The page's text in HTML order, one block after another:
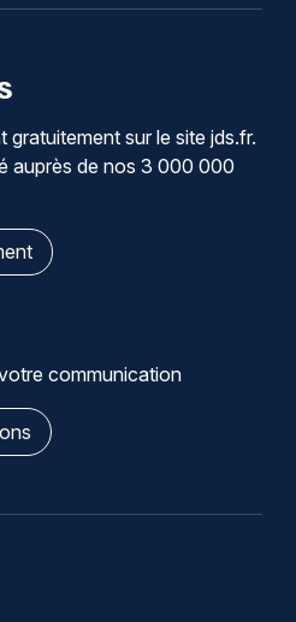
sur le site jds.fr.
auprès de nos 3 000 000
communication